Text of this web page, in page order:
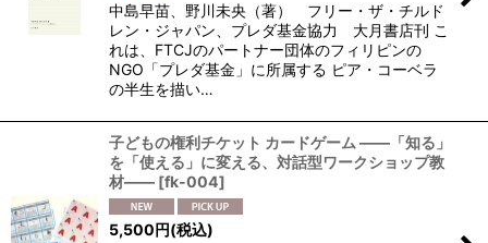
中島早苗、野川未央（著） フリー・ザ・チルド
レン・ジャパン、プレダ基金協力 大月書店刊 こ
れは、FTCJのパートナー団体のフィリピンの
NGO「プレダ基金」に所属する ピア・コーベラ
の半生を描い…
子どもの権利チケット カードゲーム ——「知る」
を「使える」に変える、対話型ワークショップ教
材—— [fk-004]
5,500円(税込)